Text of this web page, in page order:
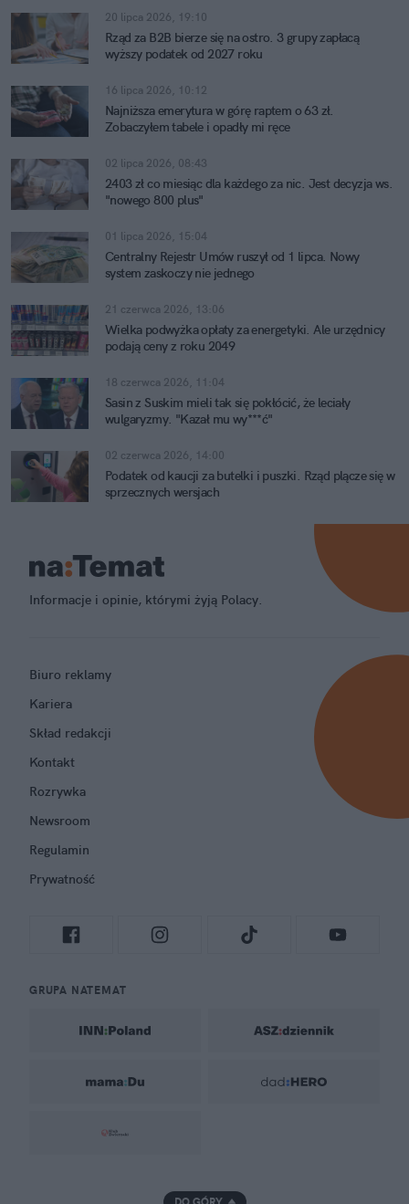
20 lipca 2026, 19:10
Rząd za B2B bierze się na ostro. 3 grupy zapłacą
wyższy podatek od 2027 roku
16 lipca 2026, 10:12
Najniższa emerytura w górę raptem o 63 zł.
Zobaczyłem tabele i opadły mi ręce
02 lipca 2026, 08:43
2403 zł co miesiąc dla każdego za nic. Jest decyzja ws.
"nowego 800 plus"
01 lipca 2026, 15:04
Centralny Rejestr Umów ruszył od 1 lipca. Nowy
system zaskoczy nie jednego
21 czerwca 2026, 13:06
Wielka podwyżka opłaty za energetyki. Ale urzędnicy
podają ceny z roku 2049
18 czerwca 2026, 11:04
Sasin z Suskim mieli tak się pokłócić, że leciały
wulgaryzmy. "Kazał mu wy***ć"
02 czerwca 2026, 14:00
Podatek od kaucji za butelki i puszki. Rząd plącze się w
sprzecznych wersjach
Informacje i opinie, którymi żyją Polacy.
Biuro reklamy
Kariera
Skład redakcji
Kontakt
Rozrywka
Newsroom
Regulamin
Prywatność
GRUPA NATEMAT